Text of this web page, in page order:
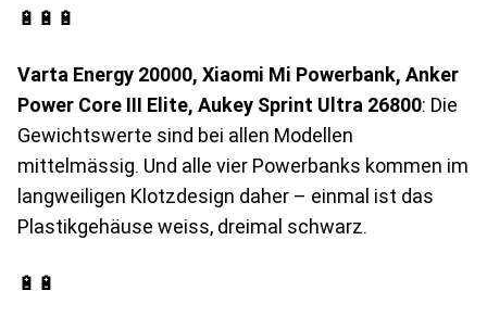
🔋🔋🔋
Varta Energy 20000, Xiaomi Mi Powerbank, Anker
Power Core III Elite, Aukey Sprint Ultra 26800: Die
Gewichtswerte sind bei allen Modellen
mittelmässig. Und alle vier Powerbanks kommen im
langweiligen Klotzdesign daher – einmal ist das
Plastikgehäuse weiss, dreimal schwarz.
🔋🔋